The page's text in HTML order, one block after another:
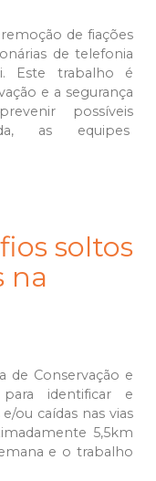
de fiações
de telefonia
Este trabalho é
e a segurança
possíveis
as equipes
soltos
na
de Conservação e
para identificar e
ou caídas nas vias
5,5km
e o trabalho